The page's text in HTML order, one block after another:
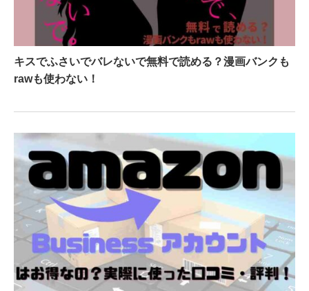
キスでふさいでバレないで無料で読める？漫画バンクも
rawも使わない！